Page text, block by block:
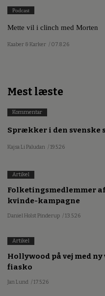
Podcast
Mette vil i clinch med Morten
Kaaber & Karker / 07.8.26
Mest læste
Kommentar
Sprækker i den svenske
Kajsa Li Paludan / 19.5.26
Artikel
Folketingsmedlemmer
kvinde-kampagne
Daniel Holst Pinderup / 13.5.26
Artikel
Hollywood på vej med ny
fiasko
Jan Lund / 17.5.26